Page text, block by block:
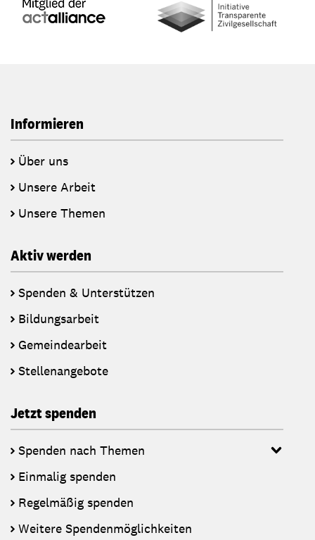
Informieren
Über uns
Unsere Arbeit
Unsere Themen
Aktiv werden
Spenden & Unterstützen
Bildungsarbeit
Gemeindearbeit
Stellenangebote
Jetzt spenden
Spenden nach Themen
Einmalig spenden
Regelmäßig spenden
Weitere Spendenmöglichkeiten